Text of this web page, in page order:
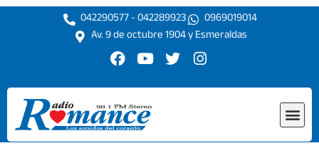
Ir
042290577 - 042289923
0969019014
Av. 9 de octubre 1904 y Esmeraldas
F
c
e
b
o
o
Y
u
t
u
b
e
T
i
r
I
s
r